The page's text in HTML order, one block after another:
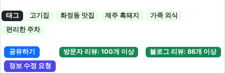
태그 고기집 화정동 맛집 제주 흑돼지
가족 외식
편리한 주차
블로그 리뷰: 86개 이상
방문자 리뷰: 100개 이상
공유하기
정보 수정 요청